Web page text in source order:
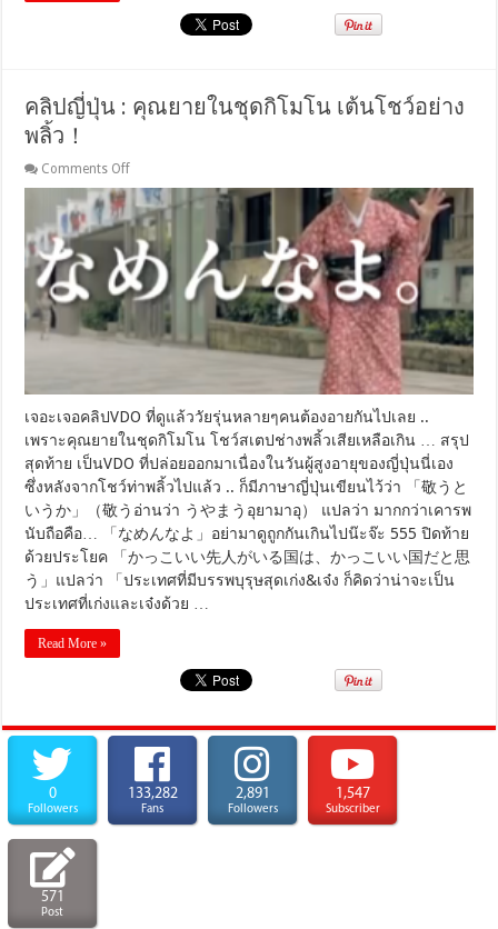
คลิปญี่ปุ่น : คุณยายในชุดกิโมโน เต้นโชว์อย่าง
พลิ้ว！
Comments Offon
คลิป
ญี่ปุ่น
:
คุณ
ยาย
ใน
กิโมโน
เต้น
อย่าง
พลิ้ว！
เจอะเจอคลิปVDO ที่ดูแล้ววัยรุ่นหลายๆคนต้องอายกันไปเลย ..
เพราะคุณยายในชุดกิโมโน โชว์สเตปช่างพลิ้วเสียเหลือเกิน … สรุป
สุดท้าย เป็นVDO ที่ปล่อยออกมาเนื่องในวันผู้สูงอายุของญี่ปุ่นนี่เอง
ซึ่งหลังจากโชว์ท่าพลิ้วไปแล้ว .. ก็มีภาษาญี่ปุ่นเขียนไว้ว่า 「敬うと
いうか」（敬うอ่านว่า うやまうอุยามาอุ） แปลว่า มากกว่าเคารพ
นับถือคือ… 「なめんなよ」อย่ามาดูถูกกันเกินไปน๊ะจ๊ะ 555 ปิดท้าย
ด้วยประโยค 「かっこいい先人がいる国は、かっこいい国だと思
う」แปลว่า 「ประเทศที่มีบรรพบุรุษสุดเก่ง&เจ๋ง ก็คิดว่าน่าจะเป็น
ประเทศที่เก่งและเจ๋งด้วย …
Read More »
0
Followers
133,282
Fans
2,891
Followers
1,547
Subscriber
571
Post